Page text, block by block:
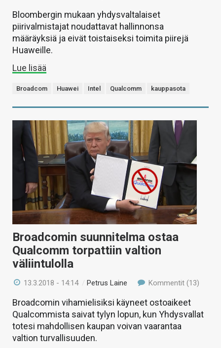
Bloombergin mukaan yhdysvaltalaiset
piirivalmistajat noudattavat hallinnonsa
määräyksiä ja eivät toistaiseksi toimita piirejä
Huaweille.
Lue lisää
Broadcom Huawei Intel Qualcomm kauppasota
Broadcomin suunnitelma ostaa
Qualcomm torpattiin valtion
väliintulolla
13.3.2018 - 14:14 /Petrus Laine Kommentit (13)
Broadcomin vihamielisiksi käyneet ostoaikeet
Qualcommista saivat tylyn lopun, kun Yhdysvallat
totesi mahdollisen kaupan voivan vaarantaa
valtion turvallisuuden.